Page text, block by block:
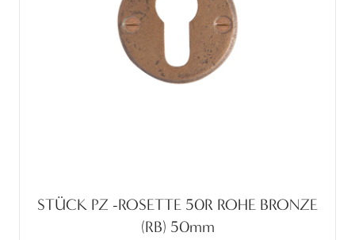
STÜCK PZ -ROSETTE 50R ROHE BRONZE
(RB) 50mm